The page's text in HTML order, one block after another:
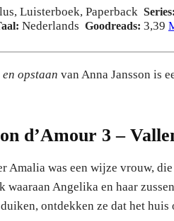
, Luisterboek, Paperback
Nederlands Goodreads: 3,39
opstaan van Anna Jansson is
d’Amour 3 –
Amalia was een wijze vrouw,
waaraan Angelika en haar
ontdekken ze dat het